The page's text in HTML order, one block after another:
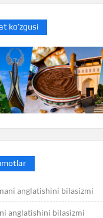
ko’zgusi
anglatishini bilasizmi
anglatishini bilasizmi